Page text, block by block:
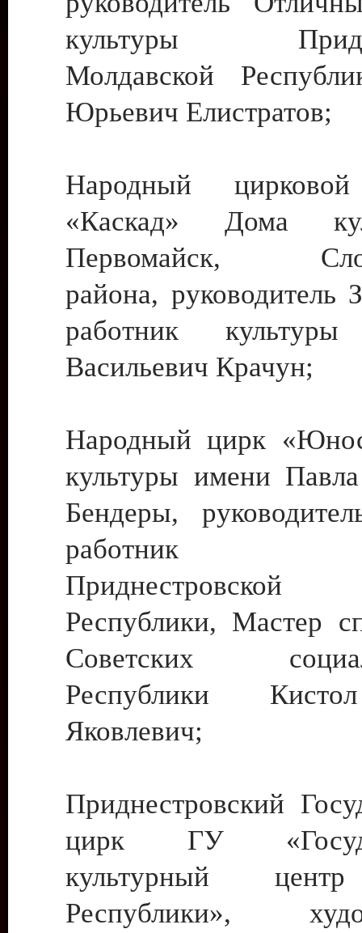
культуры
Молдавской
Юрьевич Елистратов;
Народный цирковой
«Каскад» Дома
Первомайск,
района, руководитель
работник культуры
Васильевич Крачун;
Народный цирк
культуры имени
Бендеры,
работник
Приднестровской
Республики, Мастер
Советских
Республики
Яковлевич;
Приднестровский
цирк ГУ
культурный
Республики»,